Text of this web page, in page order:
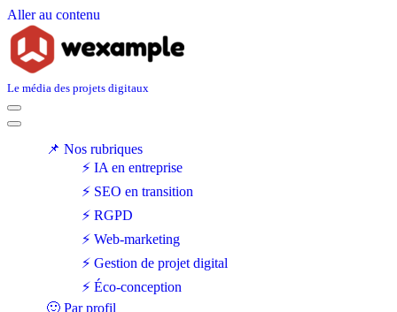
Aller au contenu
Le média des projets digitaux
Menu
de
Menu
navigation📌 Nos rubriques
⚡ IA en entreprise
⚡ SEO en transition
⚡ RGPD
⚡ Web-marketing
⚡ Gestion de projet digital
⚡ Éco-conception
🙂 Par profil